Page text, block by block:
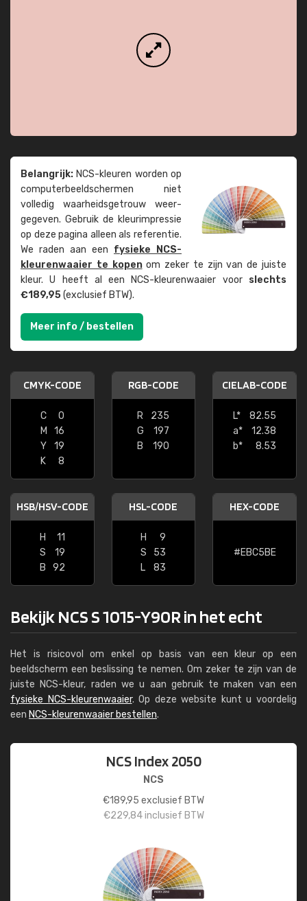
Belangrijk: NCS-kleuren worden op
computer­beeld­schermen niet
volledig waarheids­­getrouw weer­
gegeven. Gebruik de kleur­impressie
op deze pagina alleen als referentie.
We raden aan een fysieke NCS-
kleuren­waaier te kopenom zeker te zijn van de juiste
kleur. U heeft al een NCS-kleuren­waaier voor slechts
€189,95(exclusief BTW).
Meer info / bestellen
CMYK-CODE
C
0
M
16
Y
19
K
8
RGB-CODE
R
235
G
197
B
190
CIELAB-CODE
L*
82.55
a*
12.38
b*
8.53
HSB/HSV-CODE
H
11
S
19
B
92
HSL-CODE
H
9
S
53
L
83
HEX-CODE
#EBC5BE
Bekijk NCS S 1015-Y90R in het echt
Het is risicovol om enkel op basis van een kleur op een
beeldscherm een beslissing te nemen. Om zeker te zijn van de
juiste NCS-kleur, raden we u aan gebruik te maken van een
fysieke NCS-kleurenwaaier. Op deze website kunt u voordelig
een NCS-kleurenwaaier bestellen.
NCS Index 2050
NCS
€189,95 exclusief BTW
€229,84inclusief BTW